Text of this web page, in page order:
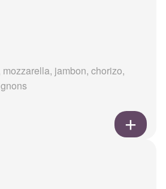
jambon, chorizo,